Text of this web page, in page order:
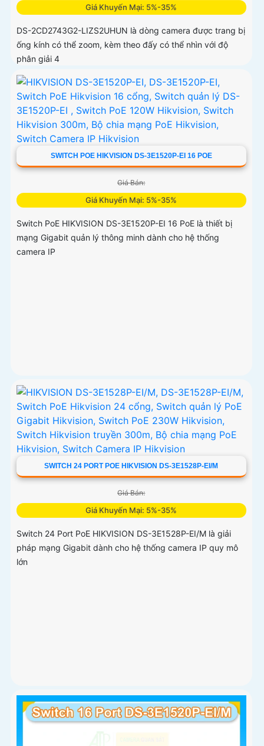
Giá Khuyến Mại: 5%-35%
DS-2CD2743G2-LIZS2UHUN là dòng camera được trang bị
ống kính có thể zoom, kèm theo đấy có thể nhìn với độ
phân giải 4
SWITCH POE HIKVISION DS-3E1520P-EI 16 POE
Giá Bán:
Giá Khuyến Mại: 5%-35%
Switch PoE HIKVISION DS-3E1520P-EI 16 PoE là thiết bị
mạng Gigabit quản lý thông minh dành cho hệ thống
camera IP
SWITCH 24 PORT POE HIKVISION DS-3E1528P-EI/M
Giá Bán:
Giá Khuyến Mại: 5%-35%
Switch 24 Port PoE HIKVISION DS-3E1528P-EI/M là giải
pháp mạng Gigabit dành cho hệ thống camera IP quy mô
lớn